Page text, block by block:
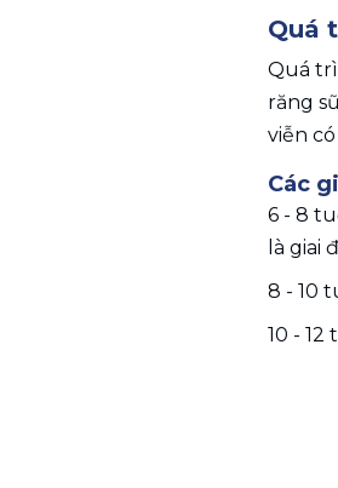
Quá
Quá
răng
viễn
Các
6 - 8
là giai
8 - 10
10 -